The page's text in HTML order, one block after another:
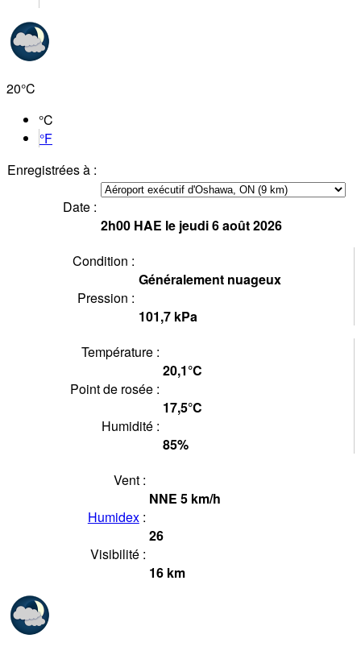
20°C
°C
°F
Enregistrées à :
Date :
2h00 HAE le jeudi 6 août 2026
Condition :
Généralement nuageux
Pression :
101,7 kPa
Température :
20,1°C
Point de rosée :
17,5°C
Humidité :
85%
Vent :
NNE 5 km/h
Humidex:
26
Visibilité :
16 km